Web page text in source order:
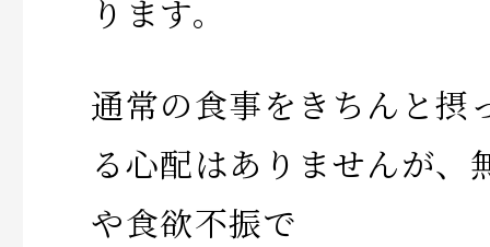
ります。
通常の食事をきちんと摂
る心配はありませんが、
や食欲不振で